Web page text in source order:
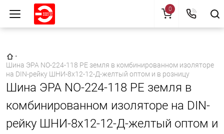
Главная страница
•
Шина ЭРА NO-224-118 PE земля в комбинированном изоляторе
на DIN-рейку ШНИ-8х12-12-Д-желтый оптом и в розницу
Шина ЭРА NO-224-118 PE земля в
комбинированном изоляторе на DIN-
рейку ШНИ-8х12-12-Д-желтый оптом и
0